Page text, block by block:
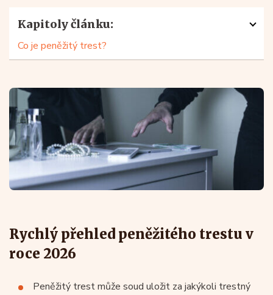
Kapitoly článku:
Co je peněžitý trest?
Rychlý přehled peněžitého trestu v
roce 2026
Peněžitý trest může soud uložit za jakýkoli trestný